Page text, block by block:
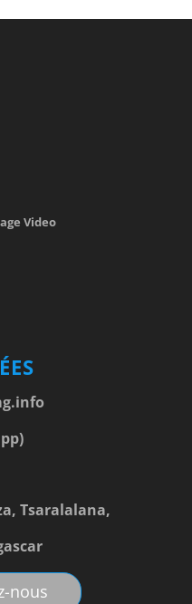
Video
Tsaralalana,
nous